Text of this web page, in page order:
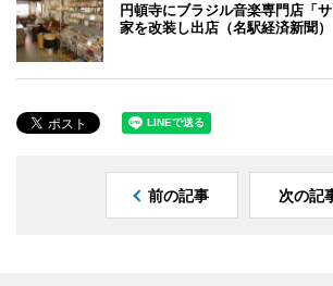
円頓寺にブラジル音楽専門店「
家を改装し出店（名駅経済新聞）
前の記事 次の記